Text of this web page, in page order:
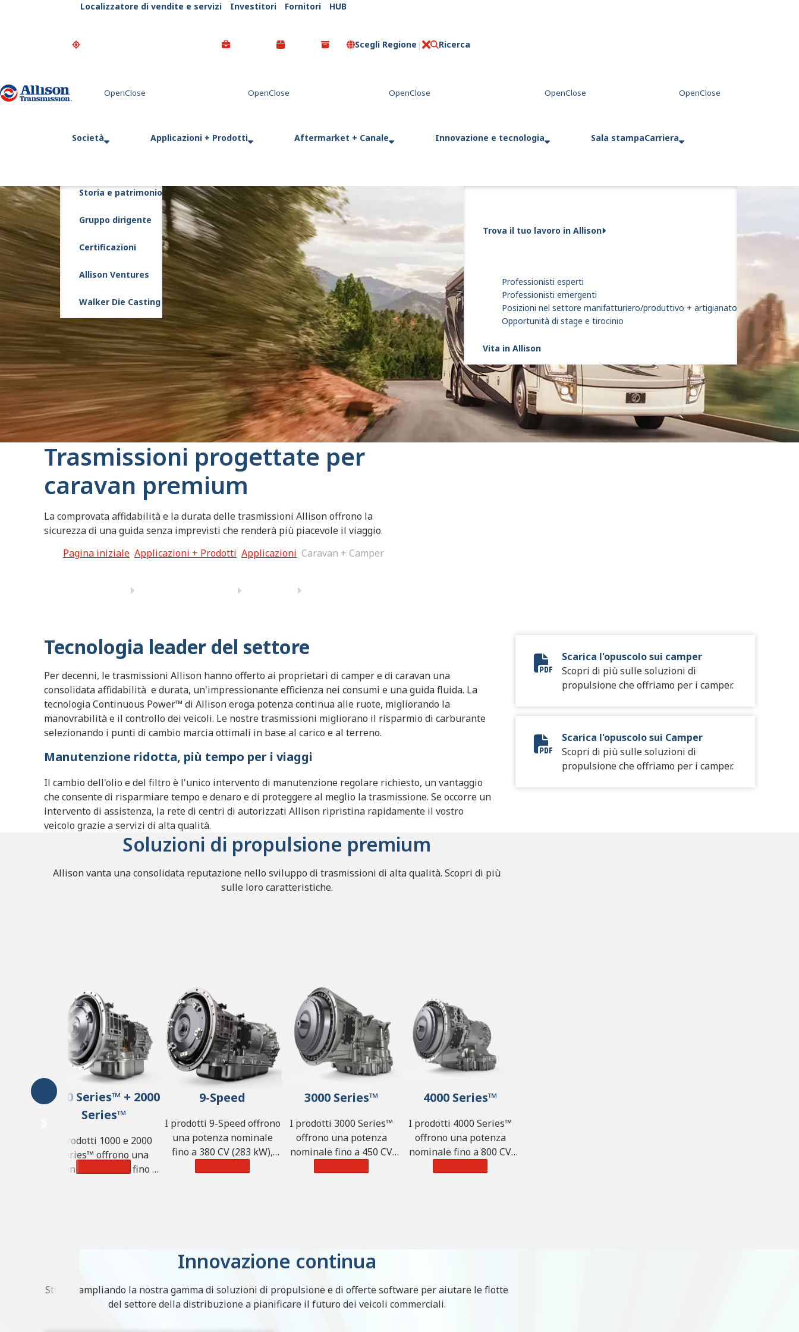
Go Home
Localizzatore di vendite e servizi Investitori Fornitori HUB
Scegli Regione Ricerca
Società
Storia e patrimonio
Gruppo dirigente
Certificazioni
Allison Ventures
Walker Die Casting
Applicazioni + Prodotti Aftermarket + Canale Innovazione e tecnologia Sala stampaCarriera
Trova il tuo lavoro in Allison
Professionisti esperti
Professionisti emergenti
Posizioni nel settore manifatturiero/produttivo + artigianato
Opportunità di stage e tirocinio
Vita in Allison
Trasmissioni progettate per
caravan premium
La comprovata affidabilità e la durata delle trasmissioni Allison offrono la
sicurezza di una guida senza imprevisti che renderà più piacevole il viaggio.
Pagina iniziale Applicazioni + Prodotti Applicazioni Caravan + Camper
Tecnologia leader del settore
Per decenni, le trasmissioni Allison hanno offerto ai proprietari di camper e di caravan una
consolidata affidabilità e durata, un'impressionante efficienza nei consumi e una guida fluida. La
tecnologia Continuous Power™ di Allison eroga potenza continua alle ruote, migliorando la
manovrabilità e il controllo dei veicoli. Le nostre trasmissioni migliorano il risparmio di carburante
selezionando i punti di cambio marcia ottimali in base al carico e al terreno.
Manutenzione ridotta, più tempo per i viaggi
Il cambio dell'olio e del filtro è l'unico intervento di manutenzione regolare richiesto, un vantaggio
che consente di risparmiare tempo e denaro e di proteggere al meglio la trasmissione. Se occorre un
intervento di assistenza, la rete di centri di autorizzati Allison ripristina rapidamente il vostro
veicolo grazie a servizi di alta qualità.
2024 Truck RV Brochure
Scarica l'opuscolo sui camper
Scopri di più sulle soluzioni di
propulsione che offriamo per i camper.
2024 Motorhome Brochure
Scarica l'opuscolo sui Camper
Scopri di più sulle soluzioni di
propulsione che offriamo per i camper.
Soluzioni di propulsione premium
Allison vanta una consolidata reputazione nello sviluppo di trasmissioni di alta qualità. Scopri di più
sulle loro caratteristiche.
1000 Series™ + 2000
Series™
I prodotti 1000 e 2000
Series™ offrono una
potenza nominale fino a
9-Speed
I prodotti 9-Speed offrono
una potenza nominale
fino a 380 CV (283 kW),
3000 Series™
I prodotti 3000 Series™
offrono una potenza
nominale fino a 450 CV
4000 Series™
I prodotti 4000 Series™
offrono una potenza
nominale fino a 800 CV
Innovazione continua
Stiamo ampliando la nostra gamma di soluzioni di propulsione e di offerte software per aiutare le flotte
del settore della distribuzione a pianificare il futuro dei veicoli commerciali.